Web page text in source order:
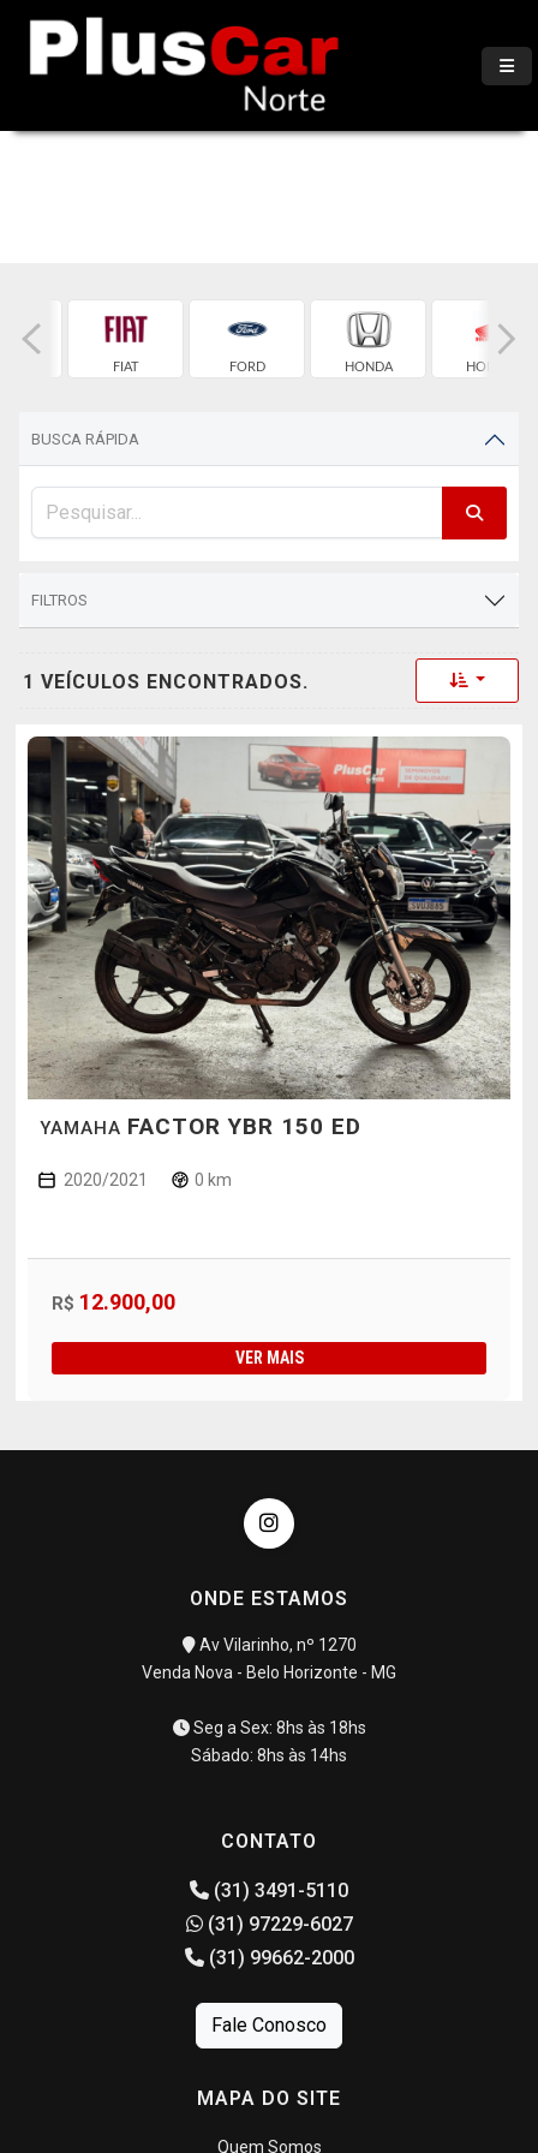
FIAT FORD HONDA HONDA
BUSCA RÁPIDA
FILTROS
1 VEÍCULOS ENCONTRADOS. Toggle
YAMAHA FACTOR YBR 150 ED
2020/2021 0 km
R$ 12.900,00
VER MAIS
ONDE ESTAMOS
Av Vilarinho, nº 1270
Venda Nova - Belo Horizonte - MG
Seg a Sex: 8hs às 18hs
Sábado: 8hs às 14hs
CONTATO
(31) 3491-5110
(31) 97229-6027
(31) 99662-2000
Fale Conosco
MAPA DO SITE
Quem Somos